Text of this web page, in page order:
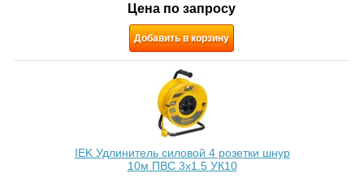
Цена по запросу
Добавить в корзину
IEK Удлинитель силовой 4 розетки шнур
10м ПВС 3x1.5 УК10